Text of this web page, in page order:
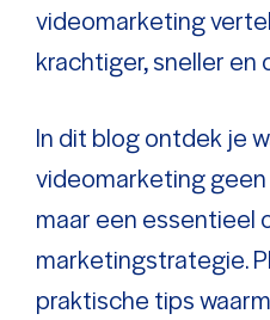
videomarketing
krachtiger, sneller en
In dit blog ontdek je
videomarketing
maar een essentieel
marketingstrategie.
praktische tips